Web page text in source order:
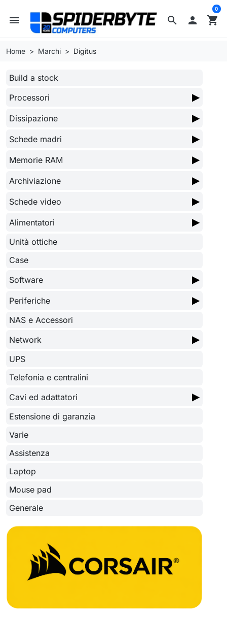
search
menu  shopping_cart
0
Home Marchi Digitus
Build a stock
Processori
▶
Dissipazione ▶
Schede madri ▶
Memorie RAM ▶
Archiviazione ▶
Schede video ▶
Alimentatori ▶
Unità ottiche
Case
Software
▶
Periferiche ▶
NAS e Accessori
Network
▶
UPS
Telefonia e centralini
Cavi ed adattatori
▶
Estensione di garanzia
Varie
Assistenza
Laptop
Mouse pad
Generale